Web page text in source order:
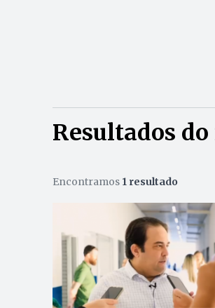
Resultados
Encontramos 1 resultado